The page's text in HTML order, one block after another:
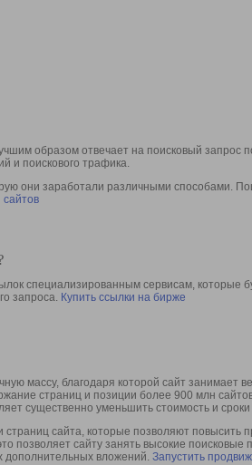
образом отвечает на поисковый запрос
и поискового трафика.
они заработали различными способами.
специализированным сервисам, которые
запроса. Купить ссылки на бирже
массу, благодаря которой сайт
страниц и позиции более 900 млн
существенно уменьшить стоимость и
сайта, которые позволяют повысить
позволяет сайту занять высокие
вложений. Запустить